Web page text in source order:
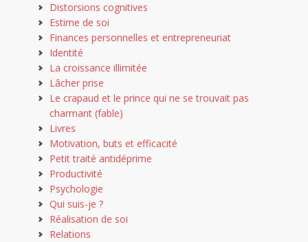
Distorsions cognitives
Estime de soi
Finances personnelles et entrepreneuriat
Identité
La croissance illimitée
Lâcher prise
Le crapaud et le prince qui ne se trouvait pas
charmant (fable)
Livres
Motivation, buts et efficacité
Petit traité antidéprime
Productivité
Psychologie
Qui suis-je ?
Réalisation de soi
Relations